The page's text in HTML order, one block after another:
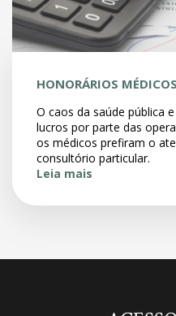
HONORÁRIOS MÉDICOS
O caos da saúde pública
lucros por parte das
os médicos prefiram o
consultório particular.
Leia mais